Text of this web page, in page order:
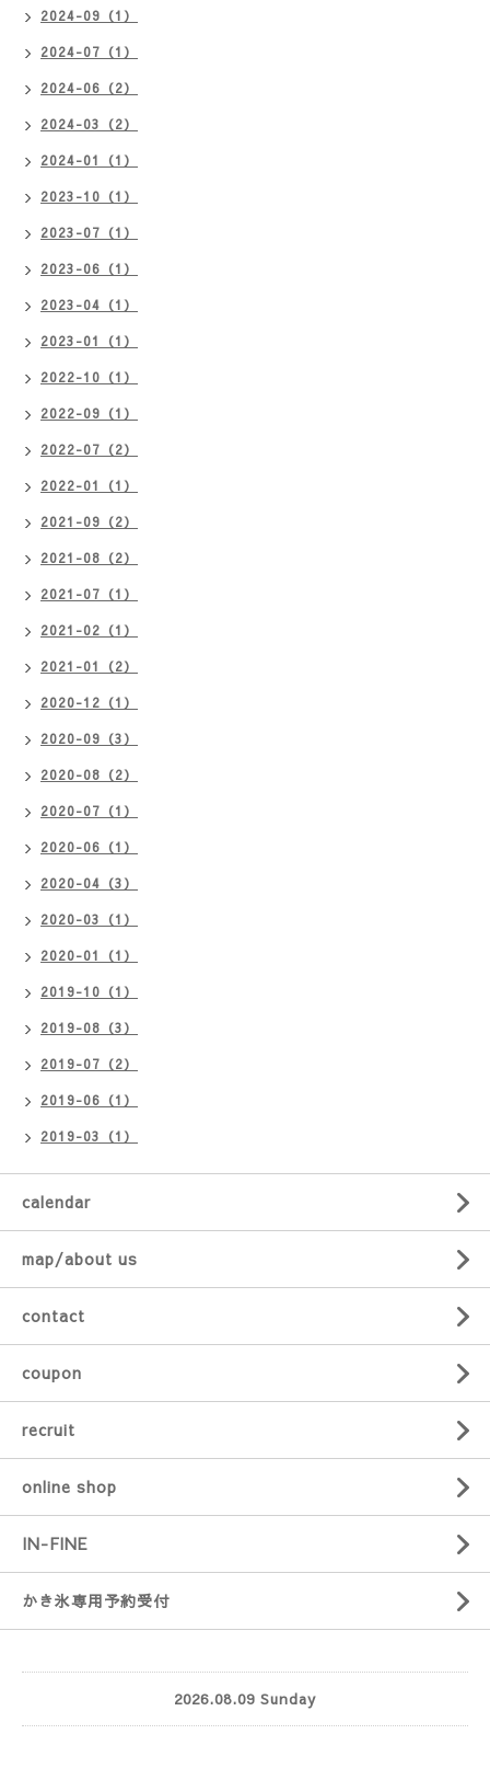
2024-09（1）
2024-07（1）
2024-06（2）
2024-03（2）
2024-01（1）
2023-10（1）
2023-07（1）
2023-06（1）
2023-04（1）
2023-01（1）
2022-10（1）
2022-09（1）
2022-07（2）
2022-01（1）
2021-09（2）
2021-08（2）
2021-07（1）
2021-02（1）
2021-01（2）
2020-12（1）
2020-09（3）
2020-08（2）
2020-07（1）
2020-06（1）
2020-04（3）
2020-03（1）
2020-01（1）
2019-10（1）
2019-08（3）
2019-07（2）
2019-06（1）
2019-03（1）
calendar
map/about us
contact
coupon
recruit
online shop
IN-FINE
かき氷専用予約受付
2026.08.09 Sunday